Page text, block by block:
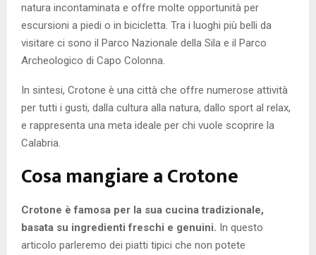
natura incontaminata e offre molte opportunità per
escursioni a piedi o in bicicletta. Tra i luoghi più belli da
visitare ci sono il Parco Nazionale della Sila e il Parco
Archeologico di Capo Colonna.
In sintesi, Crotone è una città che offre numerose attività
per tutti i gusti, dalla cultura alla natura, dallo sport al relax,
e rappresenta una meta ideale per chi vuole scoprire la
Calabria.
Cosa mangiare a Crotone
Crotone è famosa per la sua cucina tradizionale,
basata su ingredienti freschi e genuini. In questo
articolo parleremo dei piatti tipici che non potete